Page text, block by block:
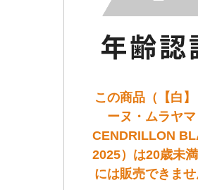
この商品（【白】
ーヌ・ムラヤ
CENDRILLON
2025）は20歳未
には販売できませ